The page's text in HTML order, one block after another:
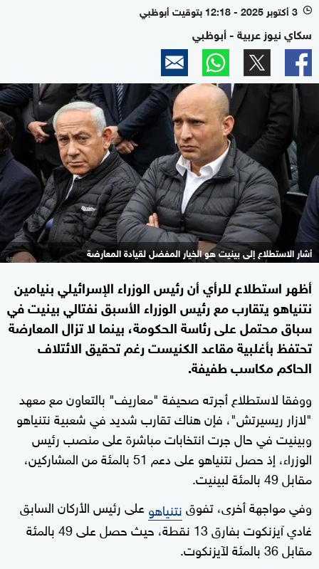
l 3 أكتوبر 2025 - 12:18 بتوقيت أبوظبي
سكاي نيوز عربية - أبوظبي
أشار الاستطلاع إلى بينيت هو الخيار المفضل لقيادة المعارضة
أظهر استطلاع للرأي أن رئيس الوزراء الإسرائيلي بنيامين
نتنياهو يتقارب مع رئيس الوزراء الأسبق نفتالي بينيت في
سباق محتمل على رئاسة الحكومة، بينما لا تزال المعارضة
تحتفظ بأغلبية مقاعد الكنيست رغم تحقيق الائتلاف
الحاكم مكاسب طفيفة.
ووفقا لاستطلاع أجرته صحيفة "معاريف" بالتعاون مع معهد
"لازار ريسيرتش"، فإن هناك تقارب شديد في شعبية نتنياهو
وبينيت في حال جرت انتخابات مباشرة على منصب رئيس
الوزراء، إذ حصل نتنياهو على دعم 51 بالمئة من المشاركين،
مقابل 49 بالمئة لبينيت.
وفي مواجهة أخرى، تفوقنتنياهو على رئيس الأركان السابق
غادي آيزنكوت بفارق 13 نقطة، حيث حصل على 49 بالمئة
مقابل 36 بالمئة لآيزنكوت.